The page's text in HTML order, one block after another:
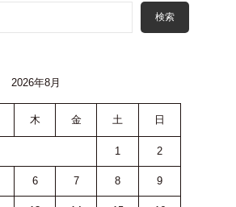
検索
2026年8月
木 金 土 日
1 2
6 7 8 9